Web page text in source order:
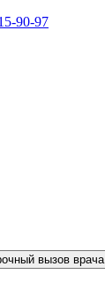
90-97
вызов врача